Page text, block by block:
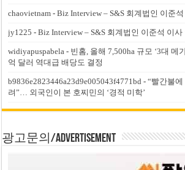
chaovietnam -Biz Interview – S&S 회계법인 이준
jy1225 -Biz Interview – S&S 회계법인 이준석 이사
widiyapuspabela - 빈홈, 올해 7,500ha 규모 ‘3대 메
억 달러 역대급 배당도 결정
b9836e2823446a23d9e005043f4771bd -“빨간불에
려”… 외국인이 본 호찌민의 ‘경적 미학’
광고문의/Advertisement